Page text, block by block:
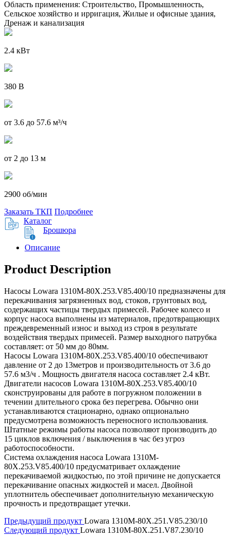
Область применения: Строительство, Промышленность,
Сельское хозяйство и ирригация, Жилые и офисные здания,
Дренаж и канализация
2.4 кВт
380 В
от 3.6 до 57.6 м³/ч
от 2 до 13 м
2900 об/мин
Заказать ТКП Подробнее
Каталог
Брошюра
Описание
Product Description
Насосы Lowara 1310M-80X.253.V85.400/10 предназначены для
перекачивания загрязненных вод, стоков, грунтовых вод,
содержащих частицы твердых примесей. Рабочее колесо и
корпус насоса выполнены из материалов, предотвращающих
преждевременный износ и выход из строя в результате
воздействия твердых примесей. Размер выходного патрубка
составляет: от 50 мм до 80мм.
Насосы Lowara 1310M-80X.253.V85.400/10 обеспечивают
давление от 2 до 13метров и производительность от 3.6 до
57.6 м3/ч . Мощность двигателя насоса составляет 2.4 кВт.
Двигатели насосов Lowara 1310M-80X.253.V85.400/10
сконструированы для работе в погружном положении в
течении длительного срока без перегрева. Обычно они
устанавливаются стационарно, однако опционально
предусмотрена возможность переносного использования.
Штатные режимы работы насоса позволяют производить до
15 циклов включения / выключения в час без угроз
работоспособности.
Система охлаждения насоса Lowara 1310M-
80X.253.V85.400/10 предусматривает охлаждение
перекачиваемой жидкостью, по этой причине не допускается
перекачивание опасных жидкостей и масел. Двойной
уплотнитель обеспечивает дополнительную механическую
прочность и предотвращает утечки.
Предыдущий продукт Lowara 1310M-80X.251.V85.230/10
Следующий продукт Lowara 1310M-80X.251.V87.230/10